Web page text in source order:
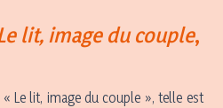
lit, image du couple,
Le lit, image du couple », telle est